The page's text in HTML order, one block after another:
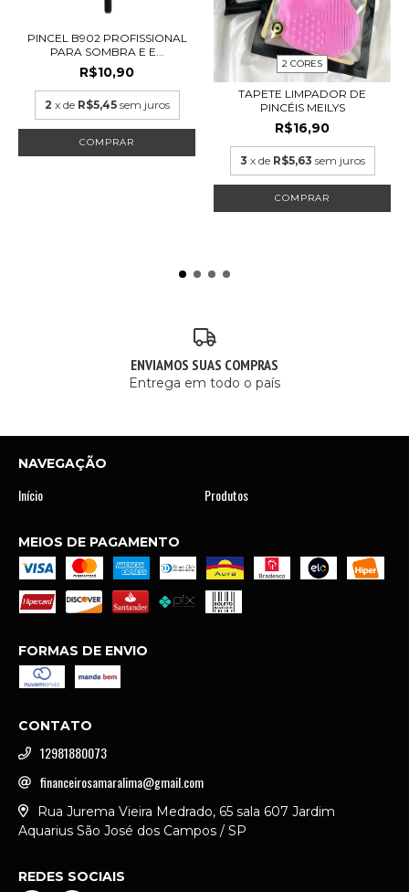
PINCEL B902 PROFISSIONAL
PARA SOMBRA E E...
R$10,90
2 x de R$5,45 sem juros
2 CORES
TAPETE LIMPADOR DE
PINCÉIS MEILYS
R$16,90
3 x de R$5,63 sem juros
COMPRAR
ENVIAMOS SUAS COMPRAS
Entrega em todo o país
NAVEGAÇÃO
Início Produtos
MEIOS DE PAGAMENTO
FORMAS DE ENVIO
CONTATO
12981880073
financeirosamaralima@gmail.com
Rua Jurema Vieira Medrado, 65 sala 607 Jardim
Aquarius São José dos Campos / SP
REDES SOCIAIS